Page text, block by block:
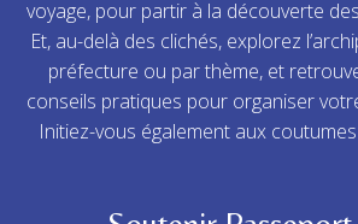
voyage, pour partir à la découverte
Et, au-delà des clichés, explorez
préfecture ou par thème, et
conseils pratiques pour organiser
Initiez-vous également aux coutumes